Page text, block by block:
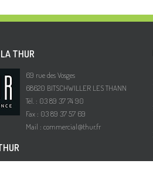
THUR
69 rue des Vosges
68620 BITSCHWILLER LES THANN
Tél. : 03 89 37 74 90
Fax : 03 89 37 57 69
Mail : commercial@thur.fr